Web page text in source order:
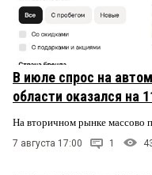
В июле спрос на
области оказался на
На вторичном рынке массово
7 августа 17:00 1